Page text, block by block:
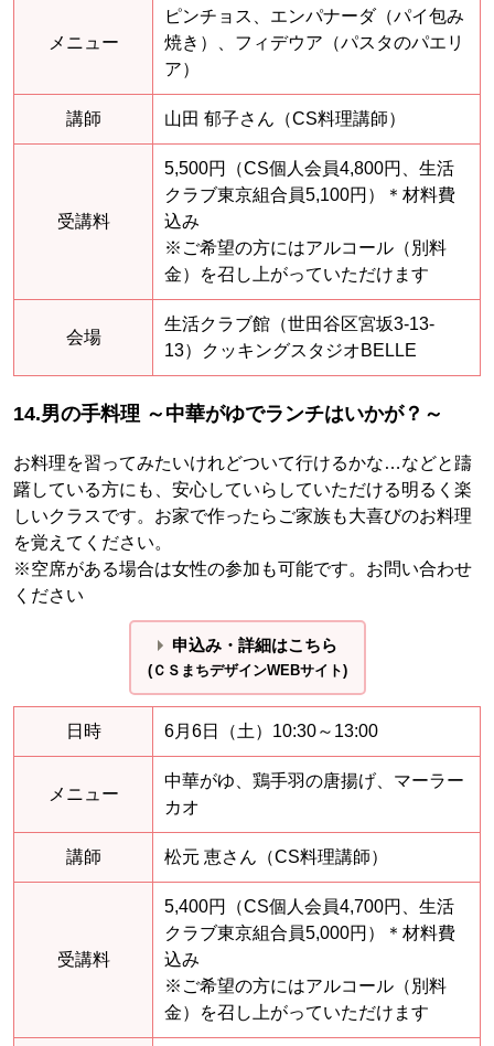
メニュー
ピンチョス、エンパナーダ（パイ包み
焼き）、フィデウア（パスタのパエリ
ア）
講師 山田 郁子さん（CS料理講師）
受講料
5,500円（CS個人会員4,800円、生活
クラブ東京組合員5,100円）＊材料費
込み
※ご希望の方にはアルコール（別料
金）を召し上がっていただけます
会場
生活クラブ館（世田谷区宮坂3-13-
13）クッキングスタジオBELLE
14.男の手料理 ～中華がゆでランチはいかが？～
お料理を習ってみたいけれどついて行けるかな…などと躊
躇している方にも、安心していらしていただける明るく楽
しいクラスです。お家で作ったらご家族も大喜びのお料理
を覚えてください。
※空席がある場合は女性の参加も可能です。お問い合わせ
ください
申込み・詳細はこちら
(ＣＳまちデザインWEBサイト)
日時 6月6日（土）10:30～13:00
メニュー
中華がゆ、鶏手羽の唐揚げ、マーラー
カオ
講師 松元 恵さん（CS料理講師）
受講料
5,400円（CS個人会員4,700円、生活
クラブ東京組合員5,000円）＊材料費
込み
※ご希望の方にはアルコール（別料
金）を召し上がっていただけます